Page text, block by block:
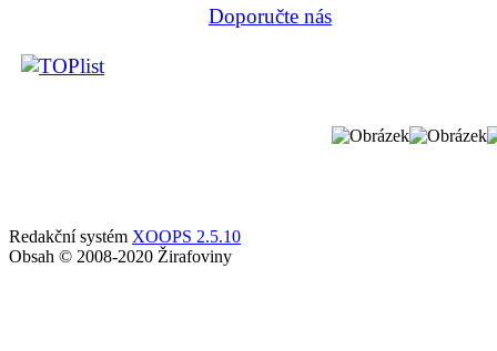
Doporučte nás
Redakční systém XOOPS 2.5.10
Obsah © 2008-2020 Žirafoviny